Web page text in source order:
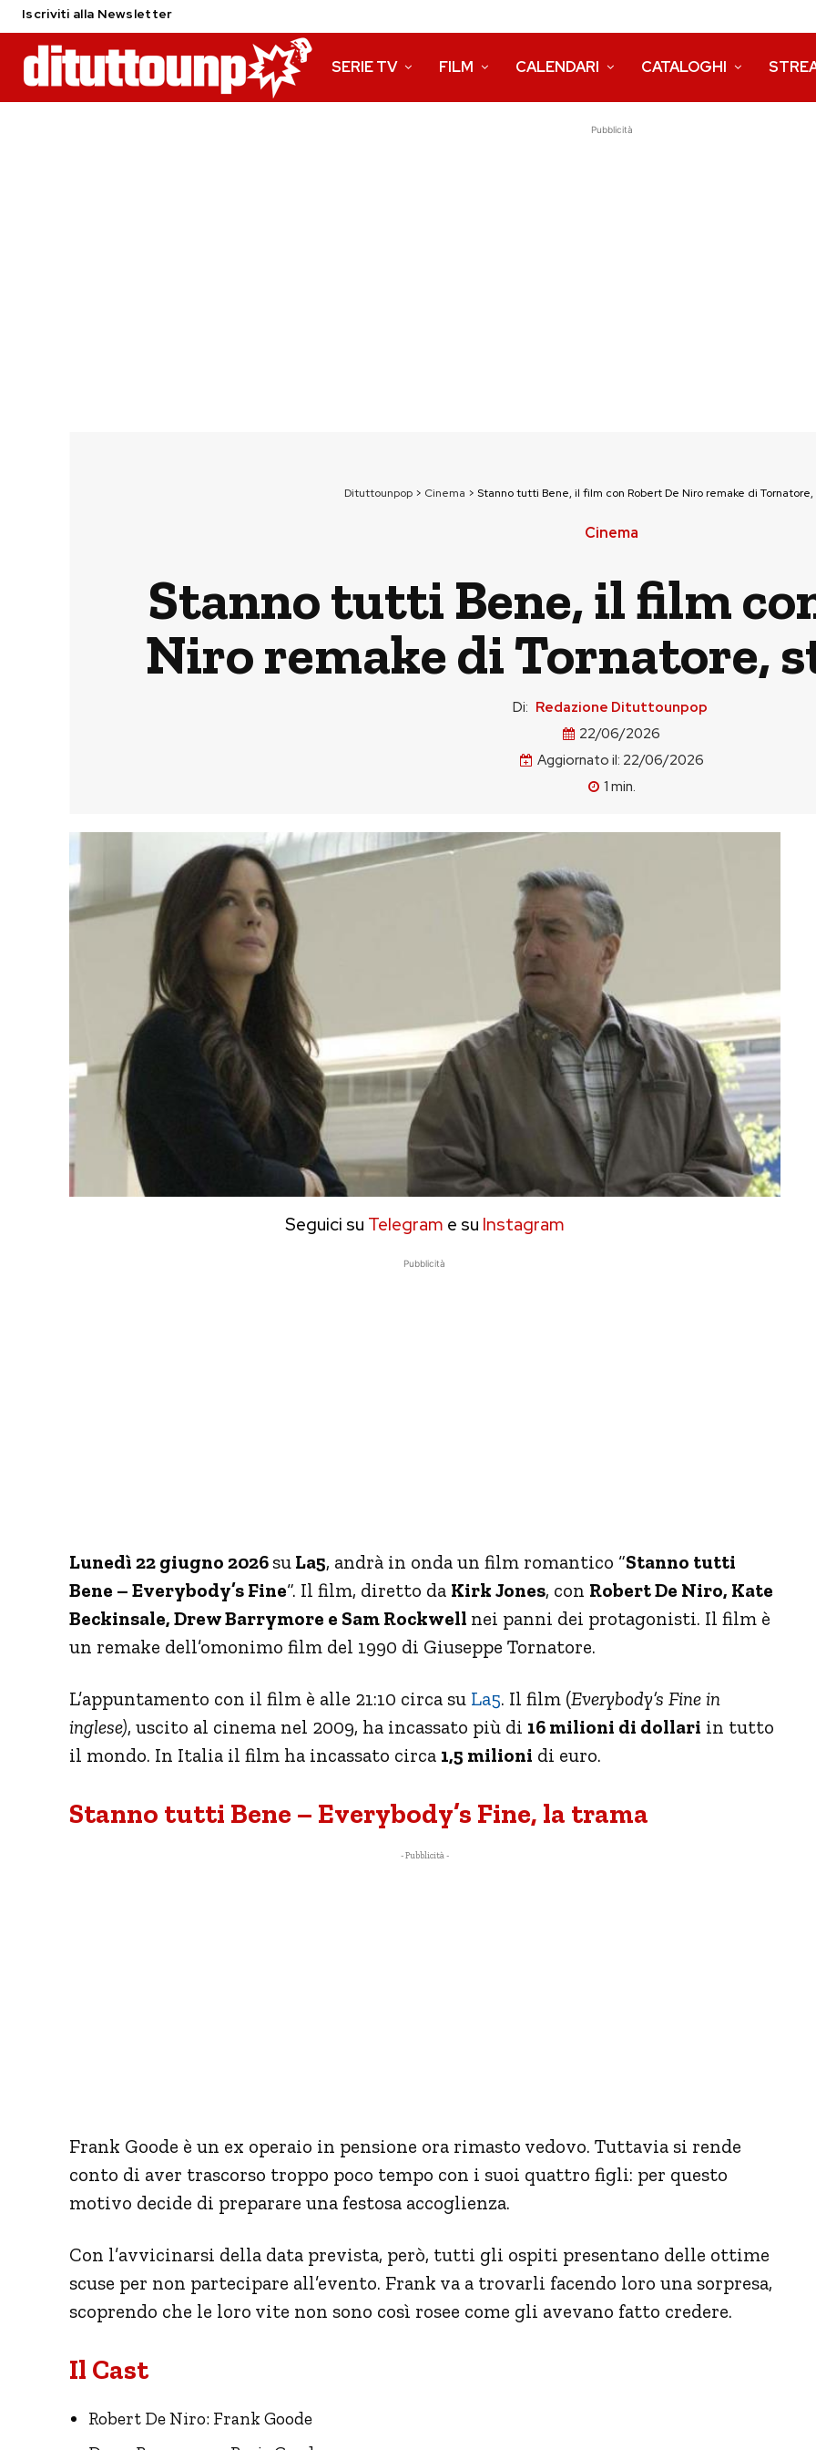
Iscriviti alla Newsletter
SERIE TV FILM CALENDARI CATALOGHI
Pubblicità
Dituttounpop> Cinema > Stanno tutti Bene, il film con Robert De Niro remake di
Cinema
Stanno tutti Bene, il film
Niro remake di Tornatore,
Di: Redazione Dituttounpop
22/06/2026
Aggiornato il: 22/06/2026
1 min.
Seguici su Telegram e su Instagram
Pubblicità
Lunedì 22 giugno 2026 su La5, andrà in onda un film romantico “Stanno tutti
Bene – Everybody’s Fine“. Il film, diretto da Kirk Jones, con Robert De Niro, Kate
Beckinsale, Drew Barrymore e Sam Rockwell nei panni dei protagonisti. Il film è
un remake dell’omonimo film del 1990 di Giuseppe Tornatore.
L’appuntamento con il film è alle 21:10 circa su La5. Il film (Everybody’s Fine in
inglese), uscito al cinema nel 2009, ha incassato più di 16 milioni di dollari in tutto
il mondo. In Italia il film ha incassato circa 1,5 milioni di euro.
Stanno tutti Bene – Everybody’s Fine, la trama
- Pubblicità -
Frank Goode è un ex operaio in pensione ora rimasto vedovo. Tuttavia si rende
conto di aver trascorso troppo poco tempo con i suoi quattro figli: per questo
motivo decide di preparare una festosa accoglienza.
Con l’avvicinarsi della data prevista, però, tutti gli ospiti presentano delle ottime
scuse per non partecipare all’evento. Frank va a trovarli facendo loro una sorpresa,
scoprendo che le loro vite non sono così rosee come gli avevano fatto credere.
Il Cast
Robert De Niro: Frank Goode